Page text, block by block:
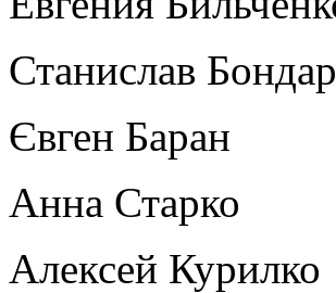
Станислав
Євген Баран
Анна Старко
Алексей Курилко